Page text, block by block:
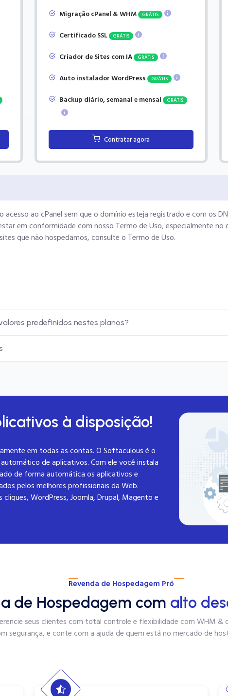
Migração cPanel & WHM GRÁTIS
Certificado SSL GRÁTIS
Criador de Sites com IA GRÁTIS
Auto instalador WordPress GRÁTIS
Backup diário, semanal e mensal GRÁTIS
Contratar agora
ao cPanel sem que o domínio esteja registrado e com os
em conformidade com nosso Termo de Uso, especialmente
que não hospedamos, consulte o Termo de Uso.
predefinidos nestes planos?
à disposição!
em todas as contas. O Softaculous é o
de aplicativos. Com ele você instala
de forma automática os aplicativos e
pelos melhores profissionais da Web.
cliques, WordPress, Joomla, Drupal, Magento e
Revenda de Hospedagem Pró
de Hospedagem com alto
seus clientes com total controle e flexibilidade com WHM &
segurança, e conte com a ajuda de quem está no mercado de